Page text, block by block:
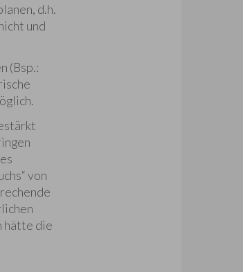
d.h.
und
(Bsp.:
von
hätte die